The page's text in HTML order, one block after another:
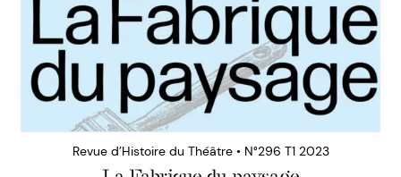
Revue d’Histoire du Théâtre • N°296 T1 2023